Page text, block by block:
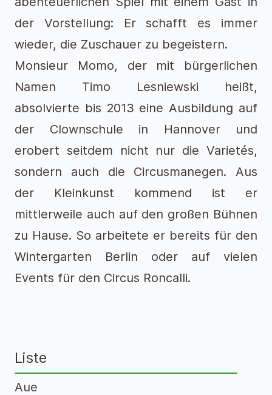
der Vorstellung: Er schafft es immer
wieder, die Zuschauer zu begeistern.
Monsieur Momo, der mit bürgerlichen
Namen Timo Lesniewski heißt,
absolvierte bis 2013 eine Ausbildung auf
der Clownschule in Hannover und
erobert seitdem nicht nur die Varietés,
sondern auch die Circusmanegen. Aus
der Kleinkunst kommend ist er
mittlerweile auch auf den großen Bühnen
zu Hause. So arbeitete er bereits für den
Wintergarten Berlin oder auf vielen
Events für den Circus Roncalli.
Liste
Aue